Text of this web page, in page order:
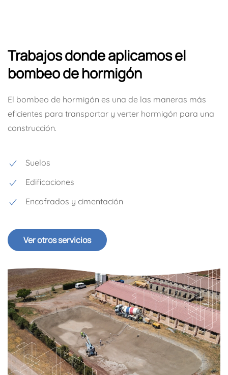
Trabajos donde aplicamos el
bombeo de hormigón
El bombeo de hormigón es una de las maneras más
eficientes para transportar y verter hormigón para una
construcción.
Suelos
Edificaciones
Encofrados y cimentación
Ver otros servicios